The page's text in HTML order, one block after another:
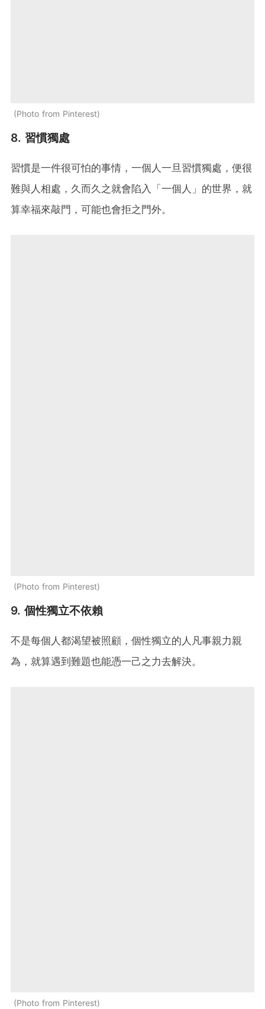
Photo from Pinterest
8. 習慣獨處
習慣是一件很可怕的事情，一個人一旦習慣獨處，便很
難與人相處，久而久之就會陷入「一個人」的世界，就
算幸福來敲門，可能也會拒之門外。
Photo from Pinterest
9. 個性獨立不依賴
不是每個人都渴望被照顧，個性獨立的人凡事親力親
為，就算遇到難題也能憑一己之力去解決。
Photo from Pinterest